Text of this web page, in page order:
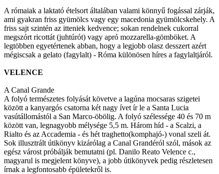
A rómaiak a laktató ételsort általában valami könnyű fogással zárják,
ami gyakran friss gyümölcs vagy egy macedonia gyümölcskehely. A
friss sajt szintén az itteniek kedvence; sokan rendelnek cukorral
megszórt ricottát (juhtúrót) vagy apró mozzarella-gömböket. A
legtöbben egyetértenek abban, hogy a legjobb olasz desszert azért
mégiscsak a gelato (fagylalt) - Róma különösen híres a fagylaltjáról.
VELENCE
A Canal Grande
A folyó természetes folyását követve a lagúna mocsaras szigetei
között a kanyargós csatorna két nagy ívet ír le a Santa Lucia
vasútállomástól a San Marco-öbölig. A folyó szélessége 40 és 70 m
között van, legnagyobb mélysége 5,5 m. Három híd - a Scalzi, a
Rialto és az Accademia - és hét traghetto(komphajó-) vonal szeli át.
Sok illusztrált útikönyv kizárólag a Canal Grandéról szól, mások az
egész várost próbálják bemutatni (pl. Danilo Reato Velence c.,
magyarul is megjelent könyve), a jobb útikönyvek pedig részletesen
írnak a legfontosabb épületekről is.